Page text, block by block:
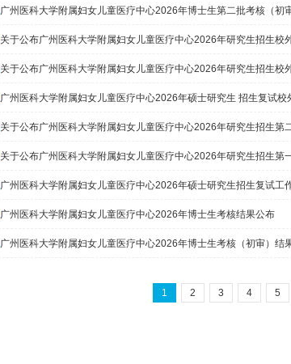
广州医科大学附属妇女儿童医疗中心2026年博士生第二批考核（初
关于公布广州医科大学附属妇女儿童医疗中心2026年研究生招生校
关于公布广州医科大学附属妇女儿童医疗中心2026年研究生招生校
广州医科大学附属妇女儿童医疗中心2026年硕士研究生 招生复试校
关于公布广州医科大学附属妇女儿童医疗中心2026年研究生招生第
关于公布广州医科大学附属妇女儿童医疗中心2026年研究生招生第
广州医科大学附属妇女儿童医疗中心2026年硕士研究生招生复试工
广州医科大学附属妇女儿童医疗中心2026年博士生考核结果公布
广州医科大学附属妇女儿童医疗中心2026年博士生考核（初审）结
1 2 3 4 5